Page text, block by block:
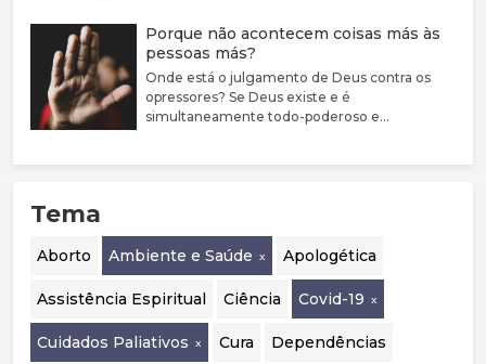
Defende que a disforia de género deve ser
encarada como uma condição médica
associada a sofrimento e sublinha a elevada
prevalência de comorbilidades psiquiátricas
nestes jovens. Argumenta que a evidência
o acompanhamento psicológico. Por fim,
considera essencial realizar uma auditoria
avaliar a segurança, eficácia e qualidade das
intervenções realizadas.
Porque não acontecem coisas más às
pessoas más?
Onde está o julgamento de Deus contra os
opressores? Se Deus existe e é
simultaneamente todo-poderoso e
Tema
Aborto Ambiente e Saúde Apologética
Assistência Espiritual Ciência Covid-19
Cuidados Paliativos Cura Dependências